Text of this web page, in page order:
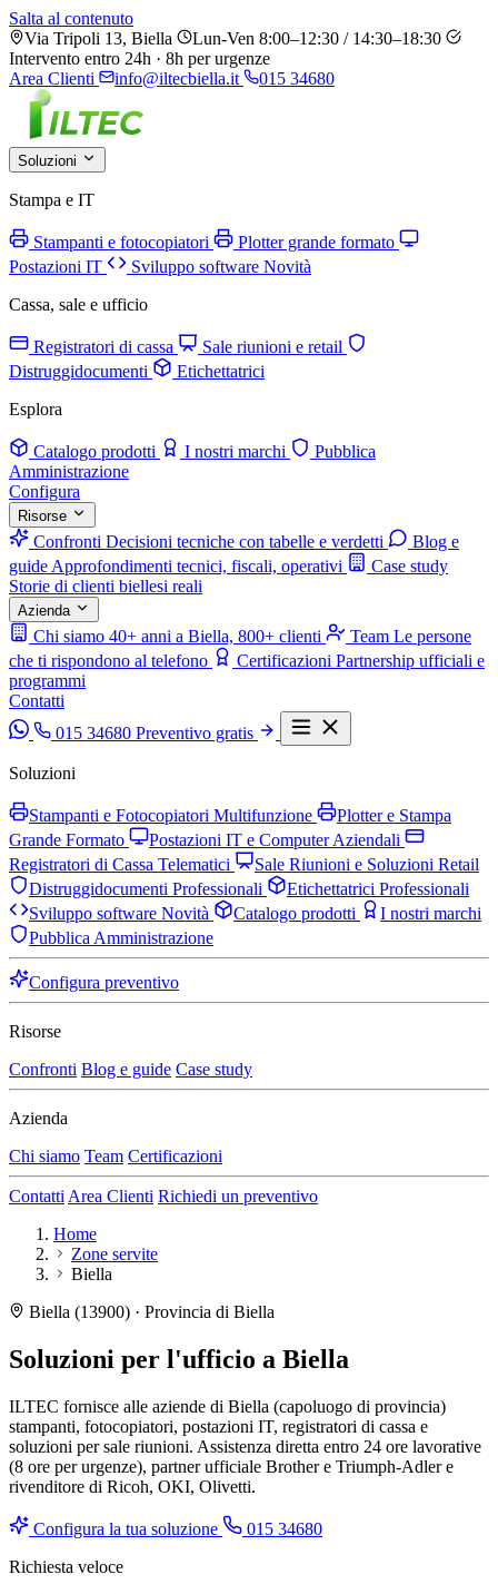
Salta al contenuto
Via Tripoli 13, Biella
Lun-Ven 8:00–12:30 / 14:30–18:30
Intervento entro 24h · 8h per urgenze
Area Clienti
info@iltecbiella.it 015 34680
Soluzioni
Stampa e IT
Stampanti e fotocopiatori
Plotter grande formato
Postazioni IT
Sviluppo software Novità
Cassa, sale e ufficio
Registratori di cassa
Sale riunioni e retail
Distruggidocumenti
Etichettatrici
Esplora
Catalogo prodotti I nostri marchi
Pubblica
Amministrazione
Configura
Risorse
Confronti Decisioni tecniche con tabelle e verdetti
Blog e
guide Approfondimenti tecnici, fiscali, operativi
Case study
Storie di clienti biellesi reali
Azienda
Chi siamo 40+ anni a Biella, 800+ clienti Team Le persone
che ti rispondono al telefono
Certificazioni Partnership ufficiali e
programmi
Contatti
015 34680 Preventivo gratis
Soluzioni
Stampanti e Fotocopiatori Multifunzione
Plotter e Stampa
Grande Formato
Postazioni IT e Computer Aziendali
Registratori di Cassa Telematici
Sale Riunioni e Soluzioni Retail
Distruggidocumenti Professionali
Etichettatrici Professionali
Sviluppo software Novità Catalogo prodotti
I nostri marchi
Pubblica Amministrazione
Configura preventivo
Risorse
Confronti Blog e guide Case study
Azienda
Chi siamo Team Certificazioni
Contatti Area Clienti Richiedi un preventivo
Home
Zone servite
Biella
Biella (13900) · Provincia di Biella
Soluzioni per l'ufficio a Biella
ILTEC fornisce alle aziende di Biella (capoluogo di provincia)
stampanti, fotocopiatori, postazioni IT, registratori di cassa e
soluzioni per sale riunioni. Assistenza diretta entro 24 ore lavorative
(8 ore per urgenze), partner ufficiale Brother e Triumph-Adler e
rivenditore di Ricoh, OKI, Olivetti.
Configura la tua soluzione
015 34680
Richiesta veloce